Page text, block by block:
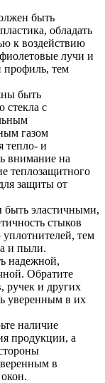
быть
обладать
к воздействию
лучи и
профиль, тем
быть
стекла с
газом
тепло- и
внимание на
теплозащитного
защиты от
эластичными,
стыков
тем
и пыли.
надежной,
Обратите
ручек и других
уверенным в их
наличие
продукции, а
в